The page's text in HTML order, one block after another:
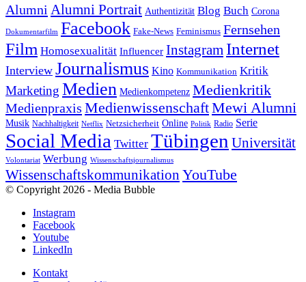
Alumni Alumni Portrait Authentizität Blog Buch Corona
Dokumentarfilm Facebook Fake-News Feminismus Fernsehen
Film Homosexualität Influencer Instagram Internet
Interview Journalismus Kino Kommunikation Kritik
Marketing Medien Medienkompetenz Medienkritik
Medienpraxis MedienwissenschaftMewi Alumni
Musik Nachhaltigkeit Netflix Netzsicherheit Online Politik Radio Serie
Social Media Twitter Tübingen Universität
Volontariat Werbung Wissenschaftsjournalismus
Wissenschaftskommunikation YouTube
© Copyright 2026 - Media Bubble
Instagram
Facebook
Youtube
LinkedIn
Kontakt